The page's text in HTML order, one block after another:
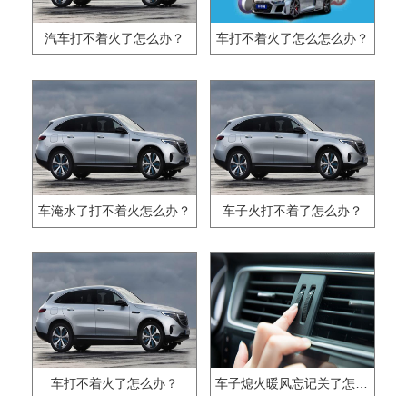
汽车打不着火了怎么办？ 车打不着火了怎么怎么办？
车淹水了打不着火怎么办？ 车子火打不着了怎么办？
车打不着火了怎么办？